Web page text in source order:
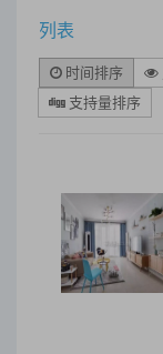
列表
时间排序
支持量排序